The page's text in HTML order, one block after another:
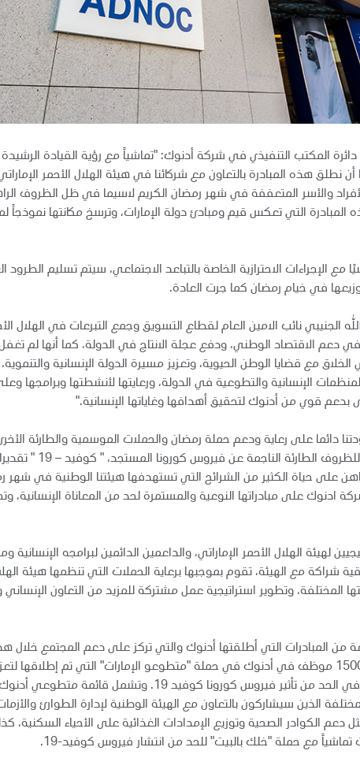
المكتب التنفيذي في شركة أدنوك: "تماشياً مع رؤية القيادة الرشيدة
أن نطلق هذه المبادرة بالتعاون مع شركائنا في هيئة الهلال الأحمر
الأفراد والأسر المتعففة في شهر رمضان الكريم لاسيما في ظل الظروف
التي تعكس قيم ومبادئ دولة الإمارات، وترسخ مكانتها نموذجاً
الإجراءات الاحترازية الخاصة بالتباعد الاجتماعي، سيتم تسليم الطرود
في خيام رمضان كما جرت العادة.
الجنيبي نائب الامين العام لقطاع التسويق وجمع التبرعات في الهلال
الاقتصاد الوطني، ودفع عجلة الانتاج في الدولة، كما أنها لم تغفل
مع قضايا الوطن الحيوية، وتعزيز مسيرة الدولة الإنسانية
الإنسانية والتطوعية في الدولة، ورعايتها لأنشطتها وبرامجها
بدعم قوي من أدنوك لتحقيق أهدافها وغاياتها الإنسانية."
دائما على رعاية ودعم حملة رمضان والحملات الموسمية والطارئة
العام عززت الشركة دعمها نسبة للظروف
على حياة الكثير من الشرائح التي تستهدفها هيئتنا الوطنية في شهر
ادنوك على مبادراتها النوعية والمستمرة لحد من المعاناة الإنسانية،
لهيئة الهلال الأحمر الإماراتي، والداعمين الدائمين لبرامجه الإنسانية
شراكة مع الهيئة، تقوم بموجبها برعاية الحملات التي تنظمها هيئة
المختلفة، وتطوير استراتيجية عمل مشتركة للمزيد من التعاون
من المبادرات التي أطلقتها أدنوك والتي تركز على دعم المجتمع خلال
الاستثنائية، حيث تطوع أكثر من 1500 موظف في أدنوك في حملة "متطوعو الإمارات" التي تم
على الصعيد الوطني للمساعدة في الحد من تأثير فيروس كورونا كوفيد 19.
الذين سيشاركون بالتعاون مع الهيئة الوطنية لإدارة الطوارئ
الكوادر الصحية وتوزيع الإمدادات الغذائية على الأحياء السكنية،
تماشياً مع حملة "خلك بالبيت" للحد من انتشار فيروس كوفيد-19.